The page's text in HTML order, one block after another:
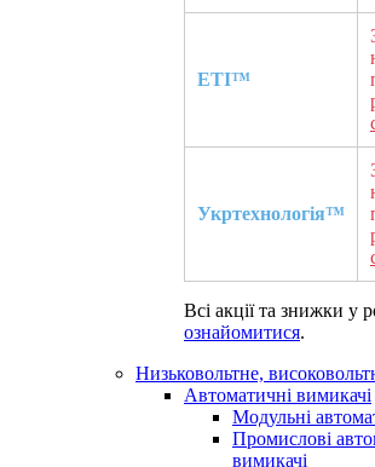
ETI™
Укртехнологія™
Всі акції та знижки у
ознайомитися.
Низьковольтне,
Автоматичні вимикачі
Модульні
Промислові
вимикачі